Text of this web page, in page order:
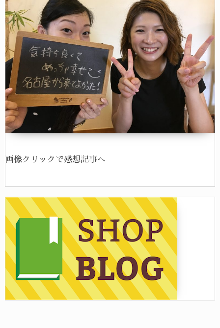
画像クリックで感想記事へ